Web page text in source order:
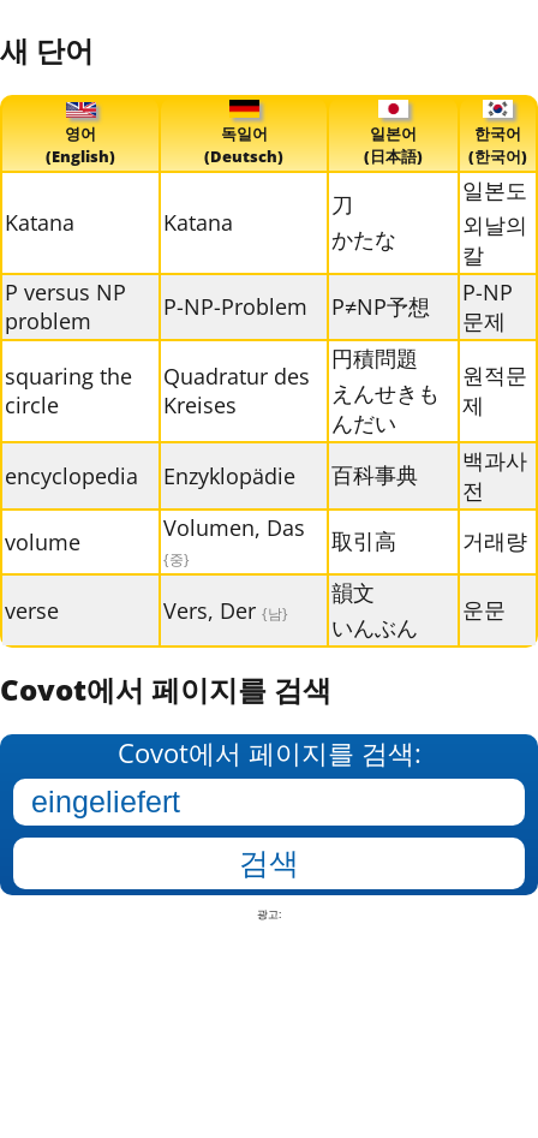
새 단어
영어
(English)
독일어
(Deutsch)
일본어
(日本語)
한국어
(한국어)
Katana Katana
刀
かたな
일본도
외날의
칼
P versus NP
problem
P-NP-Problem P≠NP予想
P-NP
문제
squaring the
circle
Quadratur des
Kreises
円積問題
えんせきも
んだい
원적문
제
encyclopedia Enzyklopädie 百科事典
백과사
전
volume
Volumen, Das
{중}
取引高 거래량
verse Vers, Der {남}
韻文
いんぶん
운문
Covot에서 페이지를 검색
Covot에서 페이지를 검색:
광고: